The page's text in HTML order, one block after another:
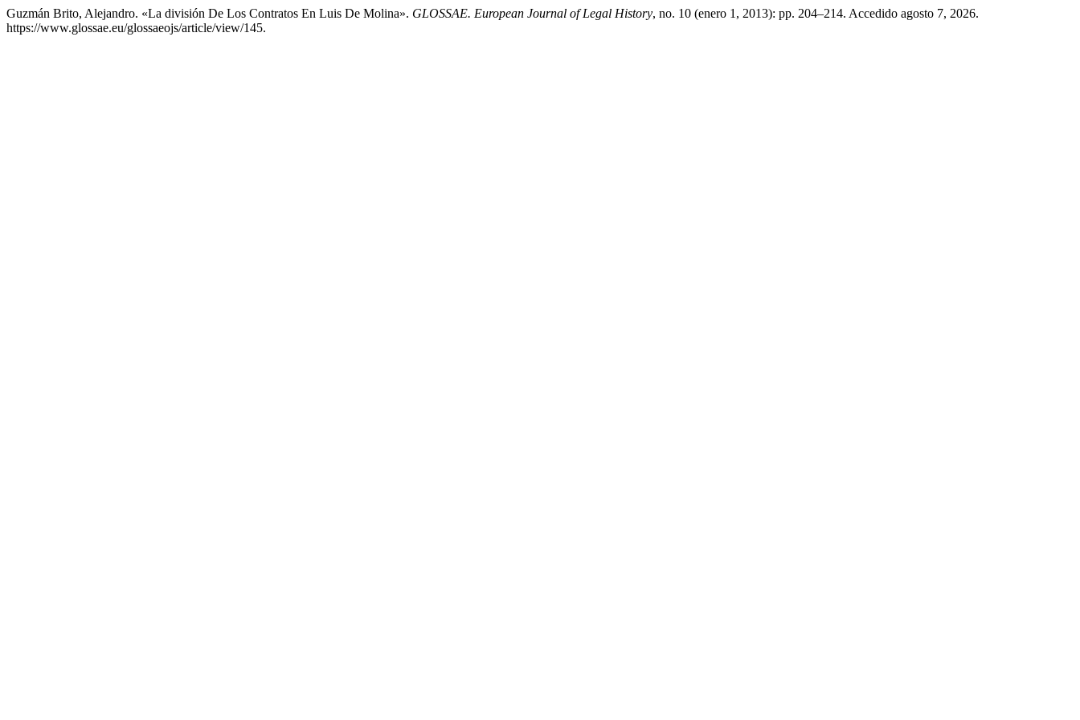
Guzmán Brito, Alejandro. «La división De Los Contratos En Luis De Molina». GLOSSAE. European Journal of Legal History, no. 10 (enero 1, 2013): pp. 204–214. Accedido agosto 7, 2026.
https://www.glossae.eu/glossaeojs/article/view/145.